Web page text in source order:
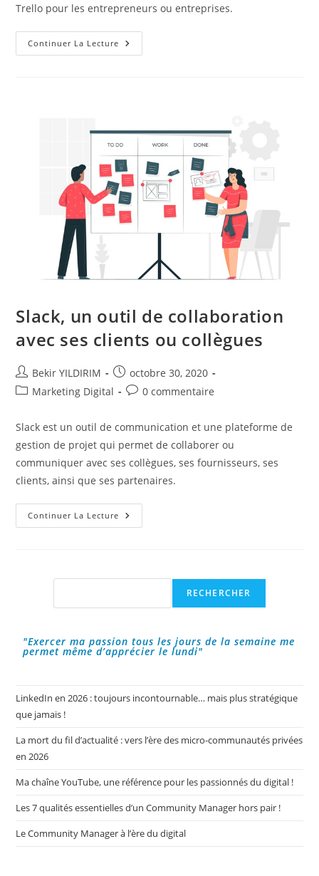
Trello pour les entrepreneurs ou entreprises.
Continuer La Lecture L’outil
Trello,
Slack, un outil de collaboration
avec ses clients ou collègues
Auteur/autrice
de
Bekir YILDIRIM
Publication
publiée :
octobre 30, 2020
PostMarketing Digital
Commentaires
0 commentaire
Slack est un outil de communication et une plateforme de
gestion de projet qui permet de collaborer ou
communiquer avec ses collègues, ses fournisseurs, ses
clients, ainsi que ses partenaires.
Continuer La Lecture Slack,
Un
Ses
Collègues
Rechercher
RECHERCHER
"Exercer ma passion tous les jours de la semaine me
permet même d’apprécier le lundi"
LinkedIn en 2026 : toujours incontournable… mais plus stratégique
que jamais !
La mort du fil d’actualité : vers l’ère des micro-communautés privées
en 2026
Ma chaîne YouTube, une référence pour les passionnés du digital !
Les 7 qualités essentielles d’un Community Manager hors pair !
Le Community Manager à l’ère du digital